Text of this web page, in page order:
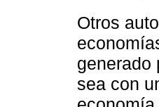
Otros
generado
sea con